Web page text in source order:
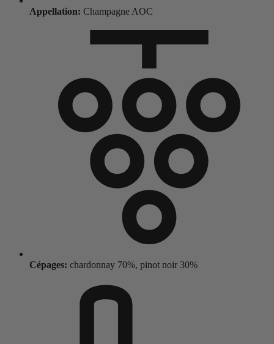
Appellation: Champagne AOC
Cépages: chardonnay 70%, pinot noir 30%